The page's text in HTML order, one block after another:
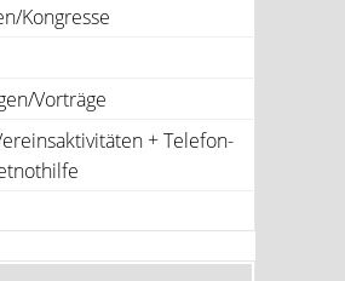
Kongresse
Vorträge
+ Telefon-